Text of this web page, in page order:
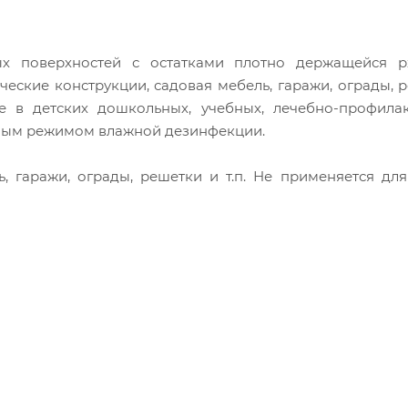
поверхностей с остатками плотно держащейся
конструкции, садовая мебель, гаражи, ограды,
детских дошкольных, учебных, лечебно-
режимом влажной дезинфекции.
гаражи, ограды, решетки и т.п. Не применяется